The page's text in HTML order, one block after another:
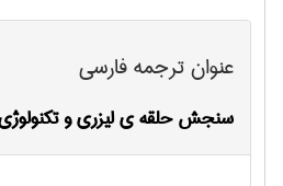
عنوان ترجمه فارسی
سنجش حلقه‏ ی لیزری و